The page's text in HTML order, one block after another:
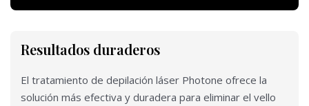
Resultados duraderos
El tratamiento de depilación láser Photone ofrece la
solución más efectiva y duradera para eliminar el vello